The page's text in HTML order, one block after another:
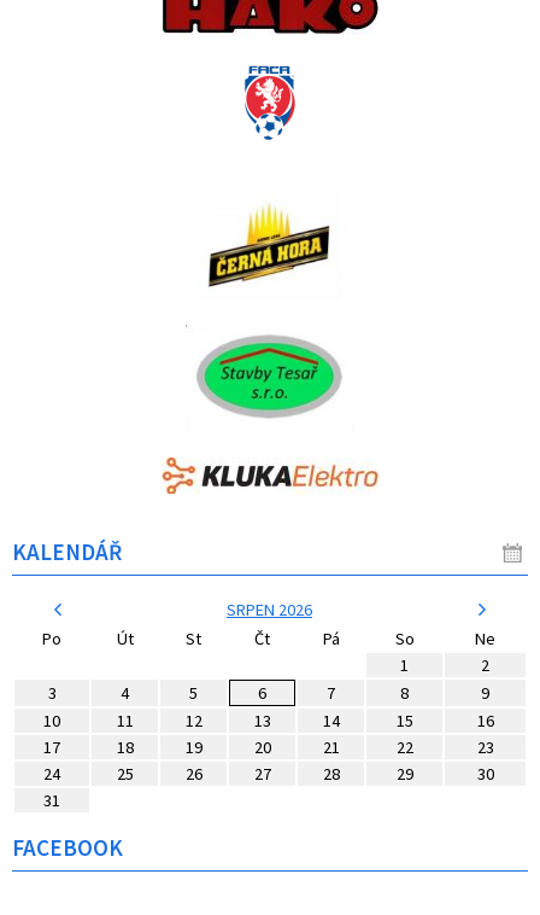
KALENDÁŘ
SRPEN 2026
Po
Út St Čt Pá So
Ne
1
2
3
4 5 6 7 8
9
10
11 12 13 14 15
16
17
18 19 20 21 22
23
24
25 26 27 28 29
30
31
FACEBOOK